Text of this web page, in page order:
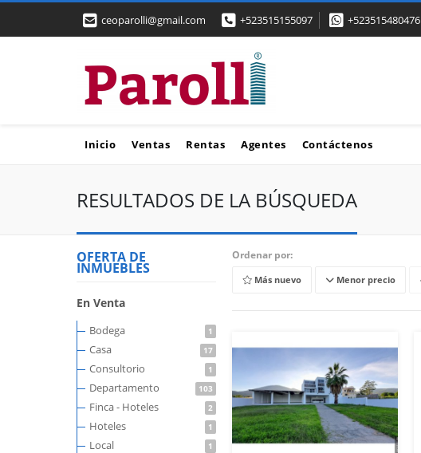
ceoparolli@gmail.com +523515155097 +523515480476
Inicio Ventas Rentas Agentes Contáctenos
RESULTADOS DE LA BÚSQUEDA
OFERTA DE
INMUEBLES
En Venta
Bodega 1
Casa 17
Consultorio 1
Departamento 103
Finca - Hoteles 2
Hoteles 1
Local 1
Ordenar por:
Más nuevo Menor precio